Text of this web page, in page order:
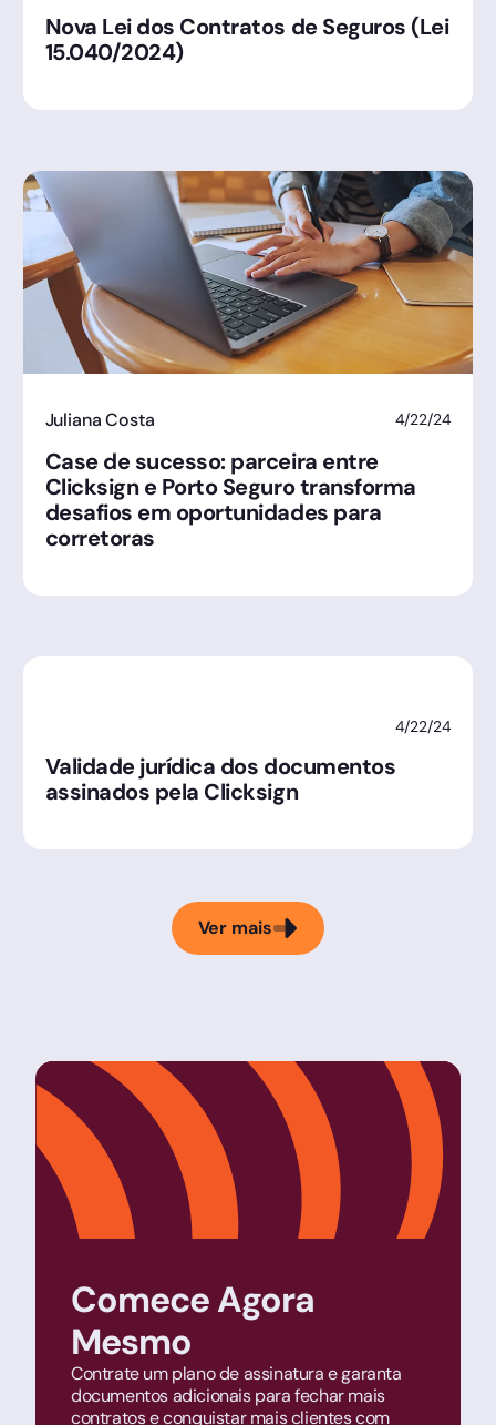
Nova Lei dos Contratos de Seguros (Lei
15.040/2024)
Juliana Costa 4/22/24
Case de sucesso: parceira entre
Clicksign e Porto Seguro transforma
desafios em oportunidades para
corretoras
4/22/24
Validade jurídica dos documentos
assinados pela Clicksign
Ver mais
Comece Agora
Mesmo
Contrate um plano de assinatura e garanta
documentos adicionais para fechar mais
contratos e conquistar mais clientes com